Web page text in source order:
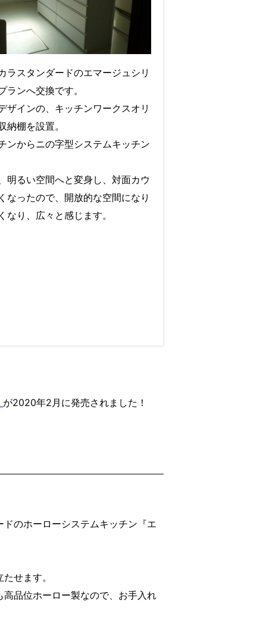
ラスタンダードのエマージュシリ
ランへ交換です。
ザインの、キッチンワークスオリ
納棚を設置。
ンからニの字型システムキッチン
明るい空間へと変身し、対面カウ
なったので、開放的な空間になり
なり、広々と感じます。
が2020年2月に発売されました！
のホーローシステムキッチン『エ
せます。
品位ホーロー製なので、お手入れ